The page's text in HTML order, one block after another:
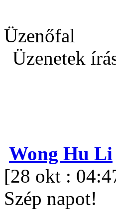
Üzenőfal
Üzenetek
Wong Hu Li
[28 okt :
Szép napot!